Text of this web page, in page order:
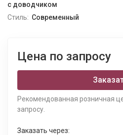
с доводчиком
Стиль: Современный
Цена по запросу
Рекомендованная розничная
запросу.
Заказать через: